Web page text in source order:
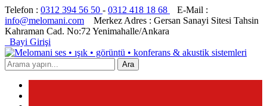
Telefon : 0312 394 56 50 - 0312 418 18 68
E-Mail :
info@melomani.com
Merkez Adres : Gersan Sanayi Sitesi Tahsin
Kahraman Cad. No:72 Yenimahalle/Ankara
Bayi Girişi
Ara